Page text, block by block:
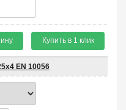
Купить в 1 клик
EN 10056